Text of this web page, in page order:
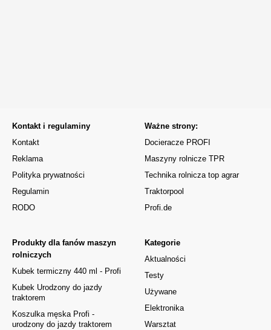
Kontakt i regulaminy
Kontakt
Reklama
Polityka prywatności
Regulamin
RODO
Kategorie
Aktualności
Testy
Używane
Elektronika
Warsztat
Produkty dla fanów maszyn
rolniczych
Kubek termiczny 440 ml - Profi
Kubek Urodzony do jazdy
traktorem
Koszulka męska Profi -
urodzony do jazdy traktorem
Ważne strony:
Docieracze PROFI
Maszyny rolnicze TPR
Technika rolnicza top agrar
Traktorpool
Profi.de